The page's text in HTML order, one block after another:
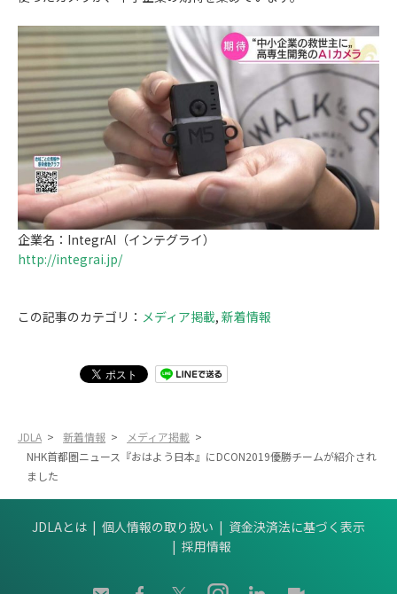
企業名：IntegrAI（インテグライ）
http://integrai.jp/
この記事のカテゴリ： メディア掲載, 新着情報
JDLA > 新着情報 > メディア掲載 >
NHK首都圏ニュース『おはよう日本』にDCON2019優勝チームが紹介され
ました
JDLAとは 個人情報の取り扱い
資金決済法に基づく表示
採用情報